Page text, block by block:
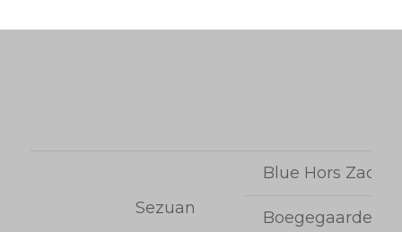
Sezuan
Blue Hors Zack
Boegegaardens